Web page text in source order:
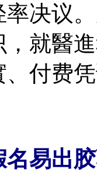
率决议
，就醫
付费
易出胶